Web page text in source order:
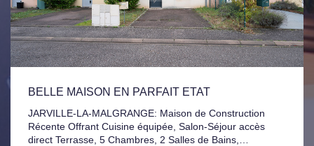
BELLE MAISON EN PARFAIT ETAT
JARVILLE-LA-MALGRANGE: Maison de Construction
Récente Offrant Cuisine équipée, Salon-Séjour accès
direct Terrasse, 5 Chambres, 2 Salles de Bains,